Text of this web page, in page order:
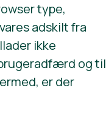
type,
adskilt fra
ikke
og til
er der